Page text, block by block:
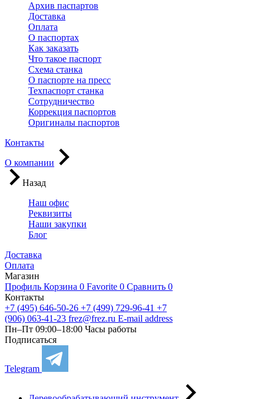
Архив паспартов
Доставка
Оплата
О паспортах
Как заказать
Что такое паспорт
Схема станка
О паспорте на пресс
Техпаспорт станка
Сотрудничество
Коррекция паспортов
Оригиналы паспортов
Контакты
О компании
Назад
Наш офис
Реквизиты
Наши закупки
Блог
Доставка
Оплата
Магазин
Профиль Корзина 0 Favorite 0 Сравнить 0
Контакты
+7 (495) 646-50-26 +7 (499) 729-96-41 +7
(906) 063-41-23 frez@frez.ru E-mail address
Пн–Пт 09:00–18:00 Часы работы
Подписаться
Telegram